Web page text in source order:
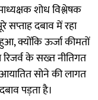
शोध विश्लेषक
सप्ताह दबाव में रहा
क्योंकि ऊर्जा कीमतों
के सख्त नीतिगत
सोने की लागत
पड़ता है।